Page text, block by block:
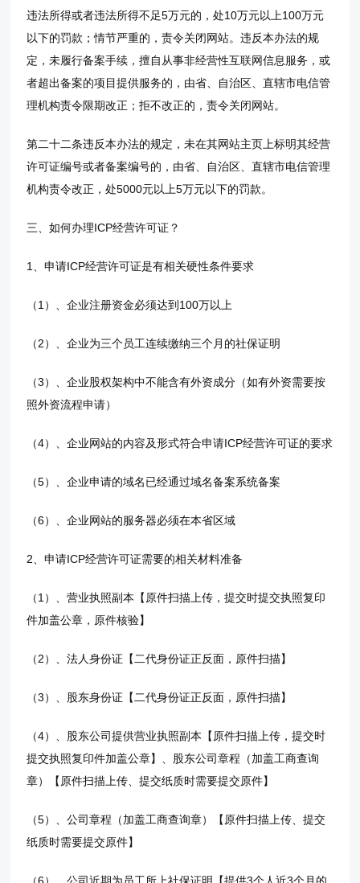
违法所得或者违法所得不足5万元的，处10万元以上100万元
以下的罚款；情节严重的，责令关闭网站。违反本办法的规
定，未履行备案手续，擅自从事非经营性互联网信息服务，或
者超出备案的项目提供服务的，由省、自治区、直辖市电信管
理机构责令限期改正；拒不改正的，责令关闭网站。
第二十二条违反本办法的规定，未在其网站主页上标明其经营
许可证编号或者备案编号的，由省、自治区、直辖市电信管理
机构责令改正，处5000元以上5万元以下的罚款。
三、如何办理ICP经营许可证？
1、申请ICP经营许可证是有相关硬性条件要求
（1）、企业注册资金必须达到100万以上
（2）、企业为三个员工连续缴纳三个月的社保证明
（3）、企业股权架构中不能含有外资成分（如有外资需要按
照外资流程申请）
（4）、企业网站的内容及形式符合申请ICP经营许可证的要求
（5）、企业申请的域名已经通过域名备案系统备案
（6）、企业网站的服务器必须在本省区域
2、申请ICP经营许可证需要的相关材料准备
（1）、营业执照副本【原件扫描上传，提交时提交执照复印
件加盖公章，原件核验】
（2）、法人身份证【二代身份证正反面，原件扫描】
（3）、股东身份证【二代身份证正反面，原件扫描】
（4）、股东公司提供营业执照副本【原件扫描上传，提交时
提交执照复印件加盖公章】、股东公司章程（加盖工商查询
章）【原件扫描上传、提交纸质时需要提交原件】
（5）、公司章程（加盖工商查询章）【原件扫描上传、提交
纸质时需要提交原件】